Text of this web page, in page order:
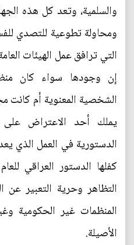
والسلمية، وتعد كل هذه
ومحاولة تطوعية للتصدي
التي ترافق عمل الهيئات
إن وجودها سواء كان
الشخصية المعنوية أم
يملك أحد الاعتراض على
الدستورية في العمل الذي
التظاهر وحرية التعبير
المنظمات غير الحكومية
الأصيلة.